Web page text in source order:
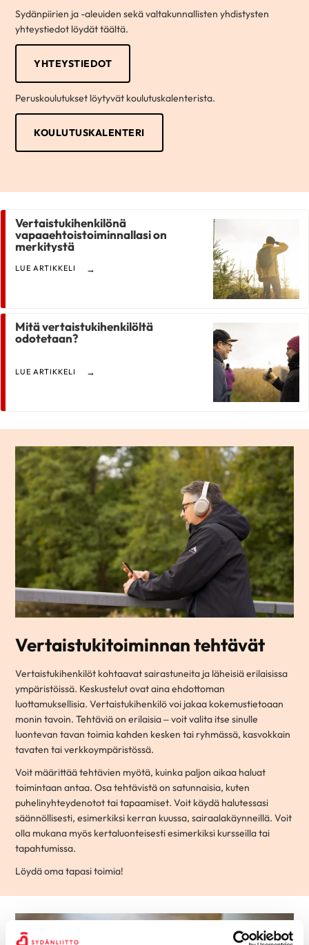
Sydänpiirien ja -aleuiden sekä valtakunnallisten yhdistysten
yhteystiedot löydät täältä.
YHTEYSTIEDOT
Peruskoulutukset löytyvät koulutuskalenterista.
KOULUTUSKALENTERI
Vertaistukihenkilönä
vapaaehtoistoiminnallasi on
merkitystä
LUE ARTIKKELI
Mitä vertaistukihenkilöltä
odotetaan?
LUE ARTIKKELI
Vertaistukitoiminnan tehtävät
Vertaistukihenkilöt kohtaavat sairastuneita ja läheisiä erilaisissa
ympäristöissä. Keskustelut ovat aina ehdottoman
luottamuksellisia. Vertaistukihenkilö voi jakaa kokemustietoaan
monin tavoin. Tehtäviä on erilaisia – voit valita itse sinulle
luontevan tavan toimia kahden kesken tai ryhmässä, kasvokkain
tavaten tai verkkoympäristössä.
Voit määrittää tehtävien myötä, kuinka paljon aikaa haluat
toimintaan antaa. Osa tehtävistä on satunnaisia, kuten
puhelinyhteydenotot tai tapaamiset. Voit käydä halutessasi
säännöllisesti, esimerkiksi kerran kuussa, sairaalakäynneillä. Voit
olla mukana myös kertaluonteisesti esimerkiksi kursseilla tai
tapahtumissa.
Löydä oma tapasi toimia!